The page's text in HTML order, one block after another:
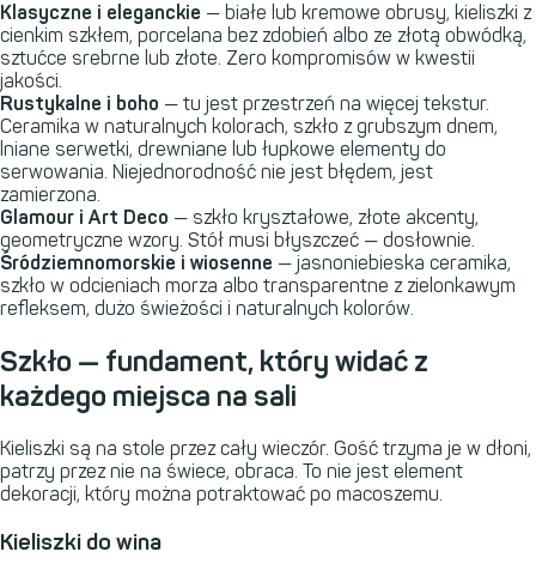
Klasyczne i eleganckie — białe lub kremowe obrusy, kieliszki z
cienkim szkłem, porcelana bez zdobień albo ze złotą obwódką,
sztućce srebrne lub złote. Zero kompromisów w kwestii
jakości.
Rustykalne i boho — tu jest przestrzeń na więcej tekstur.
Ceramika w naturalnych kolorach, szkło z grubszym dnem,
lniane serwetki, drewniane lub łupkowe elementy do
serwowania. Niejednorodność nie jest błędem, jest
zamierzona.
Glamour i Art Deco — szkło kryształowe, złote akcenty,
geometryczne wzory. Stół musi błyszczeć — dosłownie.
Śródziemnomorskie i wiosenne — jasnoniebieska ceramika,
szkło w odcieniach morza albo transparentne z zielonkawym
refleksem, dużo świeżości i naturalnych kolorów.
Szkło — fundament, który widać z
każdego miejsca na sali
Kieliszki są na stole przez cały wieczór. Gość trzyma je w dłoni,
patrzy przez nie na świece, obraca. To nie jest element
dekoracji, który można potraktować po macoszemu.
Kieliszki do wina